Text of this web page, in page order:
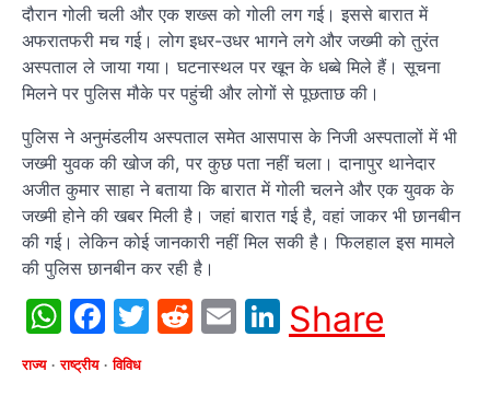
दौरान गोली चली और एक शख्स को गोली लग गई। इससे बारात में
अफरातफरी मच गई। लोग इधर-उधर भागने लगे और जख्मी को तुरंत
अस्पताल ले जाया गया। घटनास्थल पर खून के धब्बे मिले हैं। सूचना
मिलने पर पुलिस मौके पर पहुंची और लोगों से पूछताछ की।
पुलिस ने अनुमंडलीय अस्पताल समेत आसपास के निजी अस्पतालों में भी
जख्मी युवक की खोज की, पर कुछ पता नहीं चला। दानापुर थानेदार
अजीत कुमार साहा ने बताया कि बारात में गोली चलने और एक युवक के
जख्मी होने की खबर मिली है। जहां बारात गई है, वहां जाकर भी छानबीन
की गई। लेकिन कोई जानकारी नहीं मिल सकी है। फिलहाल इस मामले
की पुलिस छानबीन कर रही है।
WhatsApp
Facebook
Twitter
Reddit
EmailLinkedIn
Share
राज्य राष्ट्रीय विविध